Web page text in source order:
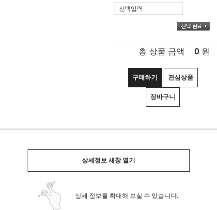
총 상품 금액 0 원
구매하기 관심상품
장바구니
상세정보 새창 열기
상세 정보를 확대해 보실 수 있습니다.